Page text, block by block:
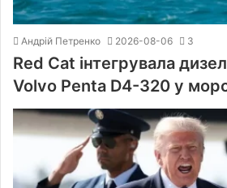
Андрій Петренко 2026-08-06 3
Red Cat інтегрувала
Volvo Penta D4-320 у